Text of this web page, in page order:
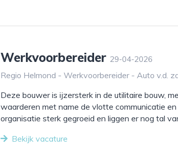
Werkvoorbereider 29-04-2026
Regio Helmond - Werkvoorbereider - Auto v.d.
Deze bouwer is ijzersterk in de utilitaire bouw,
waarderen met name de vlotte communicatie
organisatie sterk gegroeid en liggen er nog tal
Bekijk vacature